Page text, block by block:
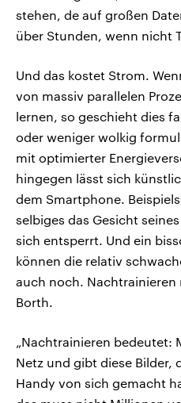
stehen, de auf großen
über Stunden, wenn nicht
Und das kostet Strom.
von massiv parallelen
lernen, so geschieht dies
oder weniger wolkig
mit optimierter
hingegen lässt sich
dem Smartphone.
selbiges das Gesicht
sich entsperrt. Und ein
können die relativ
auch noch. Nachtrainieren
Borth.
„Nachtrainieren bedeutet:
Netz und gibt diese Bilder,
Handy von sich gemacht